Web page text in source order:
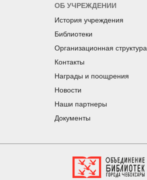
ОБ УЧРЕЖДЕНИИ
История учреждения
Библиотеки
Организационная структура
Контакты
Награды и поощрения
Новости
Наши партнеры
Документы